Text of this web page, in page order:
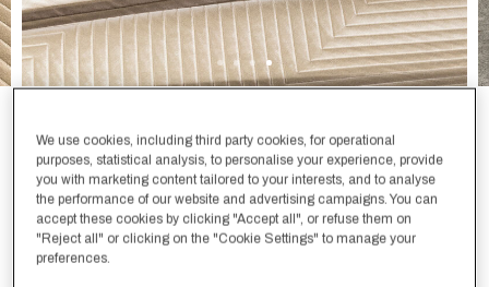
Herringbone Bettüberwurf
2.200,00 €
Die elegante Luxury Herringbone Tagesdecke ist aus
garngefärbten Seidenjacquard gefertigt und zeigt einen
subtilen Glanz und das traditionelle Fischgrätmuster, das
We use cookies, including third party cookies, for operational
purposes, statistical analysis, to personalise your experience, provide
you with marketing content tailored to your interests, and to analyse
the performance of our website and advertising campaigns. You can
accept these cookies by clicking "Accept all", or refuse them on
"Reject all" or clicking on the "Cookie Settings" to manage your
preferences.